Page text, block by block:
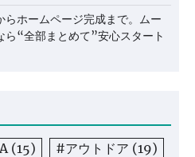
らホームページ完成まで。ムー
ら“全部まとめて”安心スタート
(15) #アウトドア (19)